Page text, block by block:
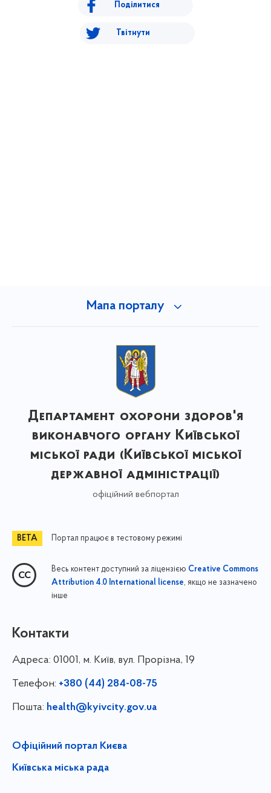
Поділитися
Твітнути
Мапа порталу
Департамент охорони здоров'я
виконавчого органу Київської
міської ради (Київської міської
державної адміністрації)
офіційний вебпортал
Портал працює в тестовому режимі
Весь контент доступний за ліцензією Creative Commons
Attribution 4.0 International license, якщо не зазначено
інше
Контакти
Адреса: 01001, м. Київ, вул. Прорізна, 19
Телефон: +380 (44) 284-08-75
Пошта: health@kyivcity.gov.ua
Офіційний портал Києва
Київська міська рада